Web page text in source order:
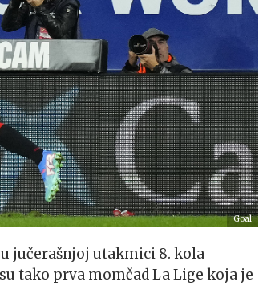
Goal
u jučerašnjoj utakmici 8. kola
tako prva momčad La Lige koja je